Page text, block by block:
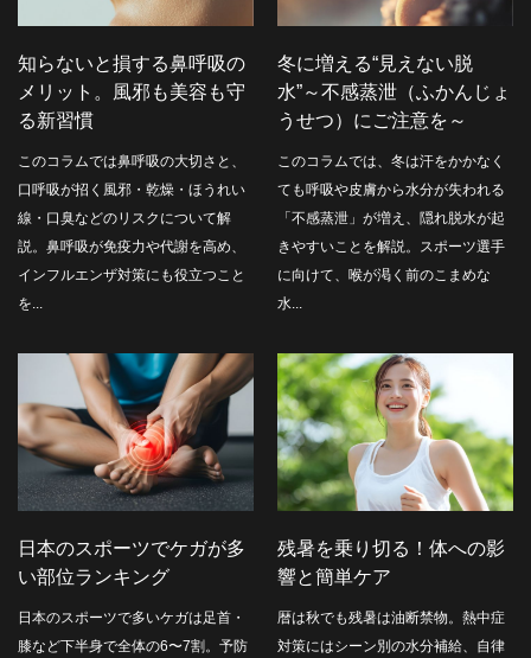
知らないと損する鼻呼吸の
メリット。風邪も美容も守
る新習慣
このコラムでは鼻呼吸の大切さと、
口呼吸が招く風邪・乾燥・ほうれい
線・口臭などのリスクについて解
説。鼻呼吸が免疫力や代謝を高め、
インフルエンザ対策にも役立つこと
を...
冬に増える“見えない脱
水”～不感蒸泄（ふかんじょ
うせつ）にご注意を～
このコラムでは、冬は汗をかかなく
ても呼吸や皮膚から水分が失われる
「不感蒸泄」が増え、隠れ脱水が起
きやすいことを解説。スポーツ選手
に向けて、喉が渇く前のこまめな
水...
日本のスポーツでケガが多
い部位ランキング
日本のスポーツで多いケガは足首・
膝など下半身で全体の6〜7割。予防
残暑を乗り切る！体への影
響と簡単ケア
暦は秋でも残暑は油断禁物。熱中症
対策にはシーン別の水分補給、自律